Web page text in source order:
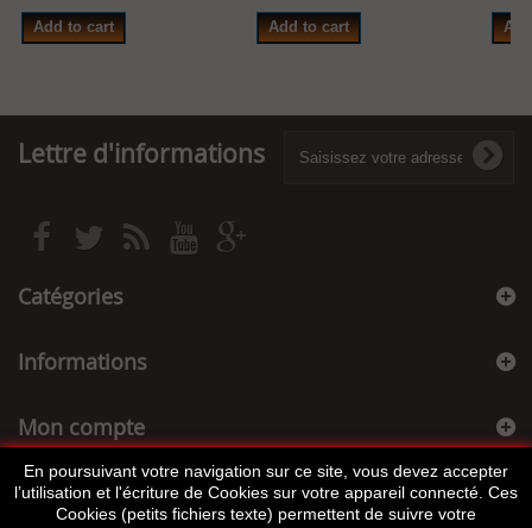
Add to cart Add to cart
Lettre d'informations
Catégories
Informations
Mon compte
Informations sur votre boutique
En poursuivant votre navigation sur ce site, vous devez accepter
l’utilisation et l'écriture de Cookies sur votre appareil connecté. Ces
Cookies (petits fichiers texte) permettent de suivre votre